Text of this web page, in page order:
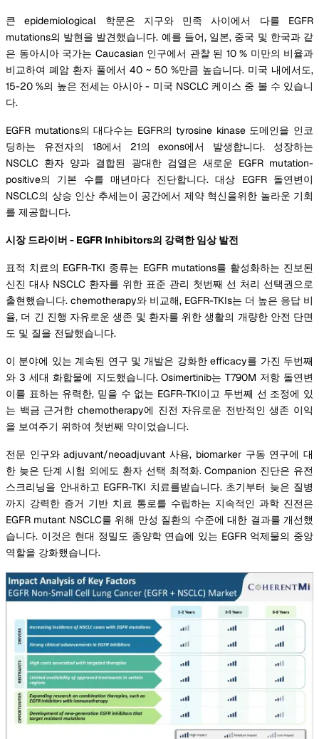
큰 epidemiological 학문은 지구와 민족 사이에서 다를 EGFR
mutations의 발현을 발견했습니다. 예를 들어, 일본, 중국 및 한국과 같
은 동아시아 국가는 Caucasian 인구에서 관찰 된 10 % 미만의 비율과
비교하여 폐암 환자 풀에서 40 ~ 50 %만큼 높습니다. 미국 내에서도,
15-20 %의 높은 전세는 아시아 - 미국 NSCLC 케이스 중 볼 수 있습니
다.
EGFR mutations의 대다수는 EGFR의 tyrosine kinase 도메인을 인코
딩하는 유전자의 18에서 21의 exons에서 발생합니다. 성장하는
NSCLC 환자 양과 결합된 광대한 검열은 새로운 EGFR mutation-
positive의 기본 수를 매년마다 진단합니다. 대상 EGFR 돌연변이
NSCLC의 상승 인산 추세는이 공간에서 제약 혁신을위한 놀라운 기회
를 제공합니다.
시장 드라이버 - EGFR Inhibitors의 강력한 임상 발전
표적 치료의 EGFR-TKI 종류는 EGFR mutations를 활성화하는 진보된
신진 대사 NSCLC 환자를 위한 표준 관리 첫번째 선 처리 선택권으로
출현했습니다. chemotherapy와 비교해, EGFR-TKIs는 더 높은 응답 비
율, 더 긴 진행 자유로운 생존 및 환자를 위한 생활의 개량한 안전 단면
도 및 질을 전달했습니다.
이 분야에 있는 계속된 연구 및 개발은 강화한 efficacy를 가진 두번째
와 3 세대 화합물에 지도했습니다. Osimertinib는 T790M 저항 돌연변
이를 표하는 유력한, 믿을 수 없는 EGFR-TKI이고 두번째 선 조정에 있
는 백금 근거한 chemotherapy에 진전 자유로운 전반적인 생존 이익
을 보여주기 위하여 첫번째 약이었습니다.
전문 인구와 adjuvant/neoadjuvant 사용, biomarker 구동 연구에 대
한 늦은 단계 시험 외에도 환자 선택 최적화. Companion 진단은 유전
스크리닝을 안내하고 EGFR-TKI 치료를받습니다. 초기부터 늦은 질병
까지 강력한 증거 기반 치료 통로를 수립하는 지속적인 과학 진전은
EGFR mutant NSCLC를 위해 만성 질환의 수준에 대한 결과를 개선했
습니다. 이것은 현대 정밀도 종양학 연습에 있는 EGFR 억제물의 중앙
역할을 강화했습니다.